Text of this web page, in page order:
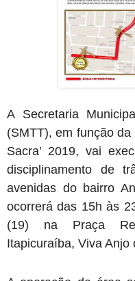
A Secretaria
(SMTT), em função da
Sacra’ 2019, vai
disciplinamento de
avenidas do bairro
ocorrerá das 15h às
(19) na Praça
Itapicuraíba, Viva Anjo